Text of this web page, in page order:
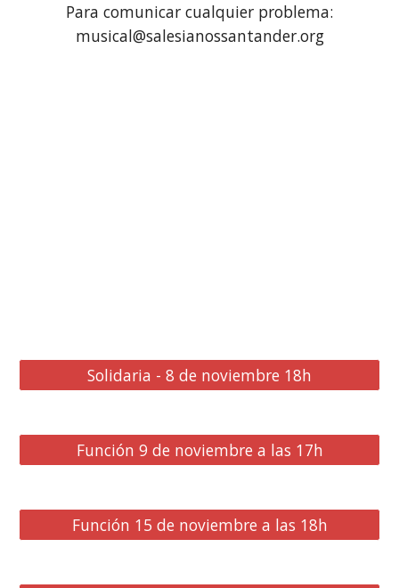
Para comunicar cualquier problema:
musical@salesianossantander.org
Solidaria - 8 de noviembre 18h
Función 9 de noviembre a las 17h
Función 15 de noviembre a las 18h